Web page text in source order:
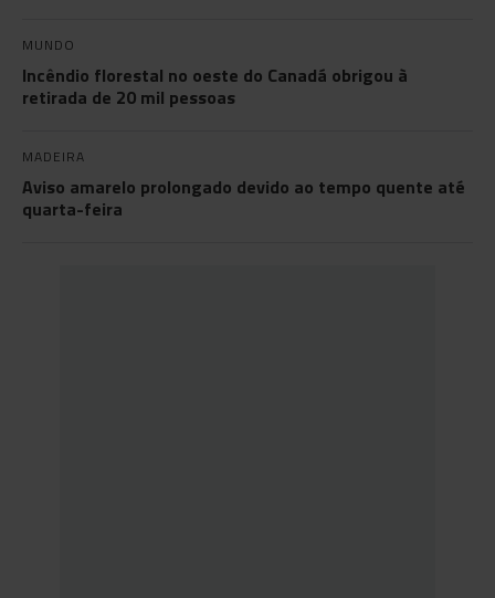
MUNDO
Incêndio florestal no oeste do Canadá obrigou à
retirada de 20 mil pessoas
MADEIRA
Aviso amarelo prolongado devido ao tempo quente até
quarta-feira